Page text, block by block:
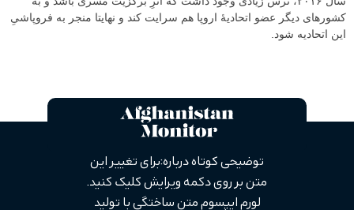
کشورهای دیگر عضو اتحادیۀ اروپا هم سرایت کند و نهایتا منجر به فروپاشیِ
این اتحادیه شود.
توضیحی کوتاه درباره: برای تغییر این
متن بر روی دکمه ویرایش کلیک کنید.
لورم ایپسوم متن ساختگی با تولید